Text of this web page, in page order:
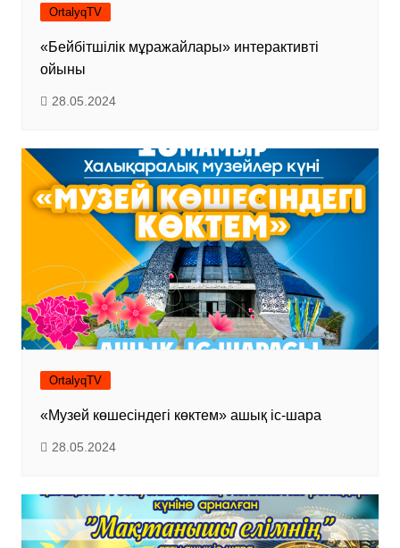
OrtalyqTV
«Бейбітшілік мұражайлары» интерактивті
ойыны
28.05.2024
OrtalyqTV
«Музей көшесіндегі көктем» ашық іс-шара
28.05.2024